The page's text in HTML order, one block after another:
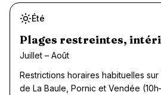
Été
Plages restreintes,
Juillet – Août
Restrictions horaires habituelles
de La Baule, Pornic et Vendée